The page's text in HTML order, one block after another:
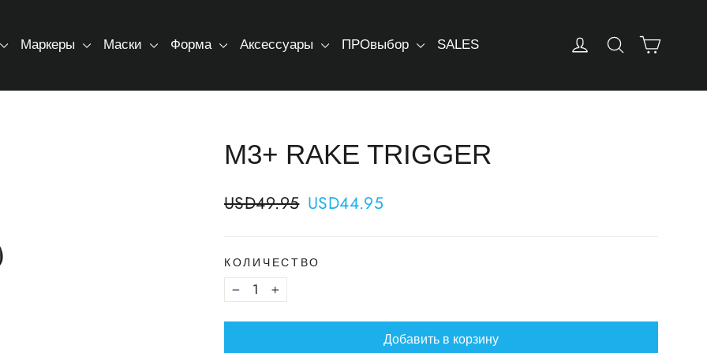
Маркеры Маски Форма Аксессуары ПРОвыбор SALES Log in Искать
M3+ RAKE TRIGGER
Regular
USD49.95 Sale
USD44.95
КОЛИЧЕСТВО
− +
Добавить в корзину